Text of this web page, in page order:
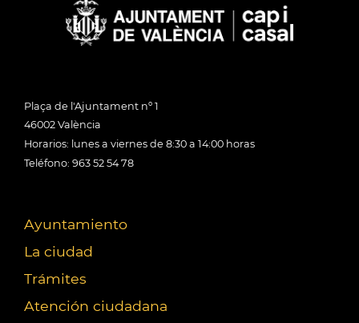
Plaça de l'Ajuntament nº 1
46002 València
Horarios: lunes a viernes de 8:30 a 14:00 horas
Teléfono: 963 52 54 78
Ayuntamiento
La ciudad
Trámites
Atención ciudadana